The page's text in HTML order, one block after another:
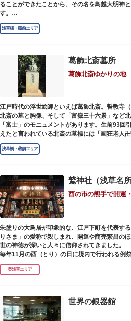
ることができたことから、その名を鳥越大明神
す。
江戸時代までは三社の神社から成り、約2万坪の
したが、天領からの米を収蔵する蔵や、大名屋敷
が氏子町内を渡御し、夜の宮入道中では、提灯
幻想的な光景をつくりだします。例年、数十万
で賑わう蔵前の初夏の風物詩になっています。
社務所では、社紋の七曜紋と月星紋がデザイン
越祭の開催期間中は限定御朱印も頒布されます。
浅草橋・蔵前エリア
葛飾北斎墓所
葛飾北斎ゆかりの地
江戸時代の浮世絵師といえば葛飾北斎。誓教寺
北斎の墓と胸像、そして「富嶽三十六景」など
「富士」のモニュメントがあります。生前93回
えたと言われている北斎の墓標には「画狂老人
の一つ）とあり、辞世の句が刻まれています。
斎忌」が開かれ、法要が営まれます。
浅草橋・蔵前エリア
酉の市の熊手で開運
朱塗りの大鳥居が印象的な、江戸下町を代表す
りさま」の愛称で親しまれ、開運や商売繁昌の
世の神徳が深いと人々に信仰されてきました。
毎年11月の酉（とり）の日に境内で行われる例
として有名。福をかきこむと言われる熊手をはじ
ど、色とりどりの縁起物を買い求める人たちで賑
なでる場所によって異なるご利益を授かるとい
気。ふっくらとした優しい顔立ちのおかめは「
奥浅草エリア
世界の銀器館